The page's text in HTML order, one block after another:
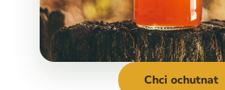
Chci ochutnat